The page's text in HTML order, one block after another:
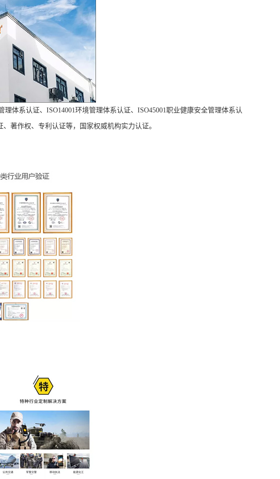
体系认证、ISO14001环境管理体系认证、ISO45001职业健康安全管理体系认
著作权、专利认证等，国家权威机构实力认证。